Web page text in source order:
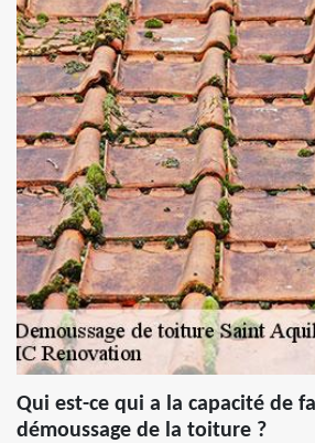
Qui est-ce qui a la capacité de
démoussage de la toiture ?